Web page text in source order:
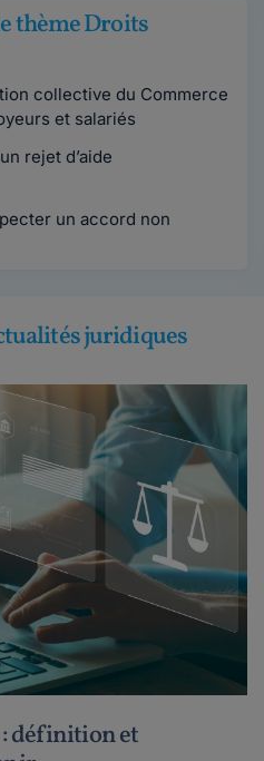
thème Droits
collective du Commerce
et salariés
rejet d’aide
un accord non
juridiques
définition et